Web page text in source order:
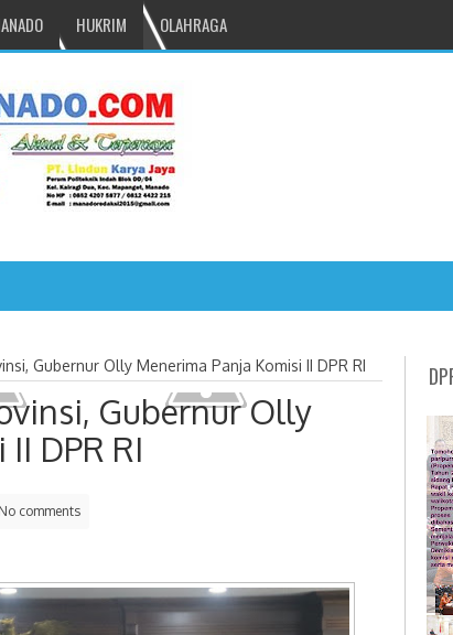
HUKRIM OLAHRAGA
Upacara Hari B
Gubernur Olly Menerima Panja Komisi II DPR RI
Gubernur Olly
DPR RI
comments